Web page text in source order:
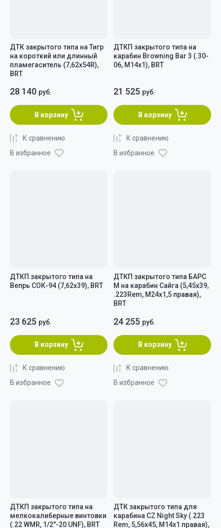
ДТК закрытого типа на Тигр
на короткий или длинный
пламегаситель (7,62x54R),
BRT
28 140 руб.
В корзину
К сравнению
В избранное
ДТКП закрытого типа на
карабин Browning Bar 3 (.30-
06, М14х1), BRT
21 525 руб.
В корзину
К сравнению
В избранное
ДТКП закрытого типа на
Вепрь СОК-94 (7,62x39), BRT
23 625 руб.
В корзину
К сравнению
В избранное
ДТКП закрытого типа БАРС
М на карабин Сайга (5,45x39,
.223Rem, M24x1,5 правая),
BRT
24 255 руб.
В корзину
К сравнению
В избранное
ДТКП закрытого типа на
мелкокалиберные винтовки
(.22 WMR, 1/2"-20 UNF), BRT
ДТК закрытого типа для
карабина CZ Night Sky (.223
Rem, 5,56x45, M14x1 правая),